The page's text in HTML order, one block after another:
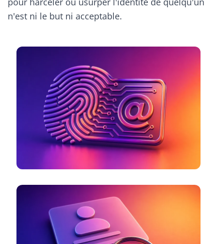
n'est ni le but ni acceptable.